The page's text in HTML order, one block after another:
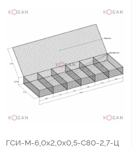
ГСИ-М-6,0х2,0х0,5-С80-2,7-Ц